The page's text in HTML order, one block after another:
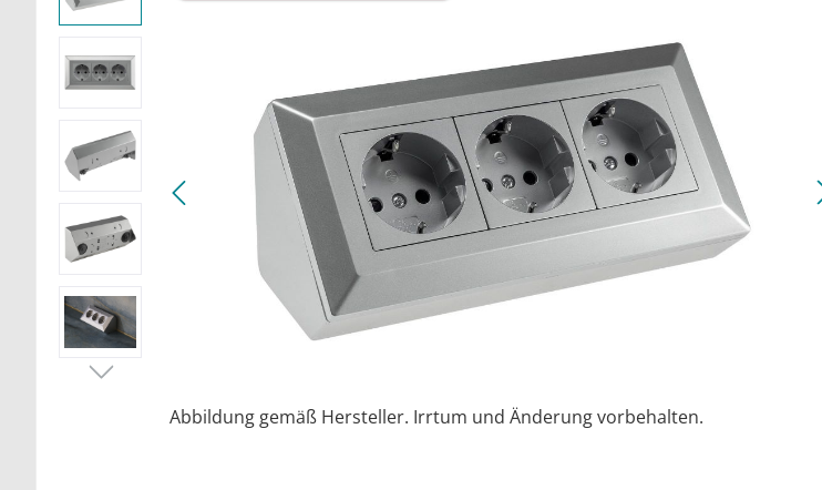
Abbildung gemäß Hersteller. Irrtum und Änderung vorbehalten.